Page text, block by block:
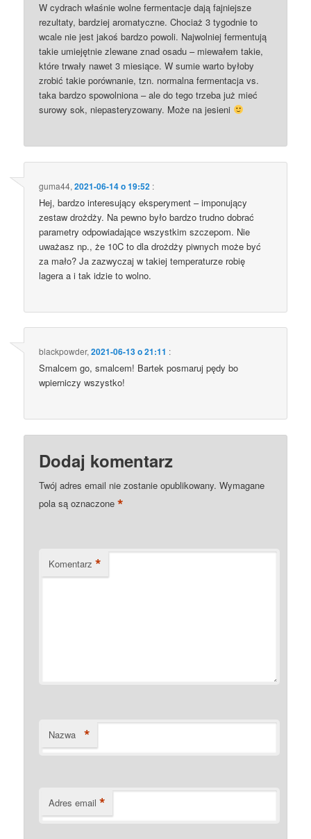
W cydrach właśnie wolne fermentacje dają fajniejsze
rezultaty, bardziej aromatyczne. Chociaż 3 tygodnie to
wcale nie jest jakoś bardzo powoli. Najwolniej fermentują
takie umiejętnie zlewane znad osadu – miewałem takie,
które trwały nawet 3 miesiące. W sumie warto byłoby
zrobić takie porównanie, tzn. normalna fermentacja vs.
taka bardzo spowolniona – ale do tego trzeba już mieć
surowy sok, niepasteryzowany. Może na jesieni
guma44,2021-06-14 o 19:52 :
Hej, bardzo interesujący eksperyment – imponujący
zestaw drożdży. Na pewno było bardzo trudno dobrać
parametry odpowiadające wszystkim szczepom. Nie
uważasz np., że 10C to dla drożdży piwnych może być
za mało? Ja zazwyczaj w takiej temperaturze robię
lagera a i tak idzie to wolno.
blackpowder,2021-06-13 o 21:11 :
Smalcem go, smalcem! Bartek posmaruj pędy bo
wpierniczy wszystko!
Dodaj komentarz
Twój adres email nie zostanie opublikowany. Wymagane
pola są oznaczone*
Komentarz *
Nazwa *
Adres email *